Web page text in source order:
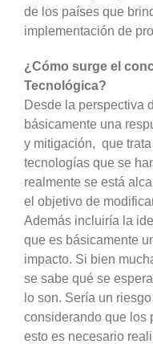
de los países que
implementación de
¿Cómo surge el
Tecnológica?
Desde la perspectiva
básicamente una
y mitigación, que
tecnologías que se
realmente se está
el objetivo de
Además incluiría la
que es básicamente
impacto. Si bien
se sabe qué se
lo son. Sería un
considerando que los
esto es necesario